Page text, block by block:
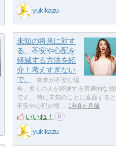
yukikazu
未知の将来に対す
る、不安や心配を
軽減する方法を紹
介！考えすぎない
で。
将来が不安な場
合、多くの人が経験する普遍的な感
です。 特に未知のことに直面すると
不安や心配が増… 1年8ヶ月前
いいね！ 0
yukikazu